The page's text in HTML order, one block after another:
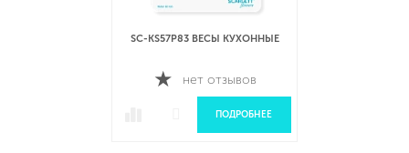
SC-KS57P83 ВЕСЫ КУХОННЫЕ
нет отзывов
ПОДРОБНЕЕ